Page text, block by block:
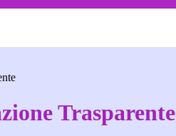
Trasparente